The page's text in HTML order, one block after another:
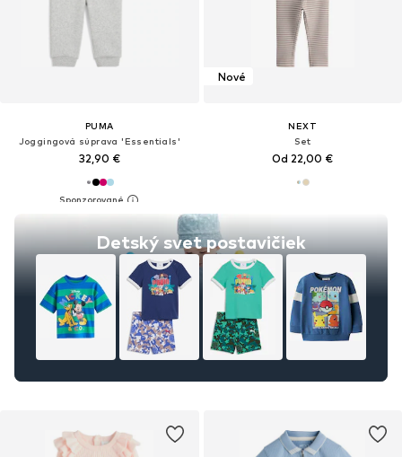
PUMA
Joggingová súprava 'Essentials'
32,90 €
Detský svet postavičiek
Nové
NEXT
Set
Od 22,00 €